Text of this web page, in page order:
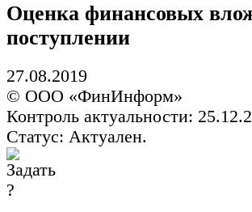
Оценка финансовых
поступлении
27.08.2019
© ООО «ФинИнформ»
Контроль актуальности:
Статус: Актуален.